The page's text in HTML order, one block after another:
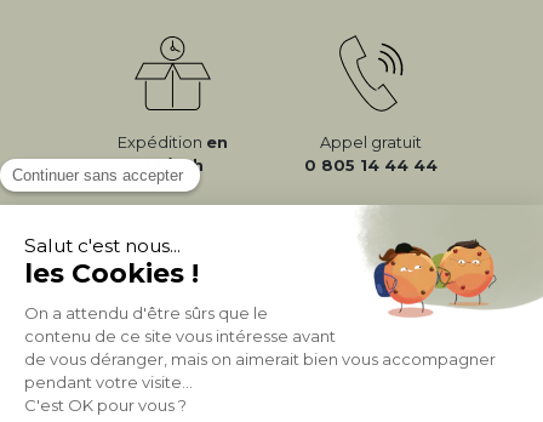
Expédition en
24/72h
Appel gratuit
0 805 14 44 44
À PROPOS DE MILIBOO
AIDE & CONTACT